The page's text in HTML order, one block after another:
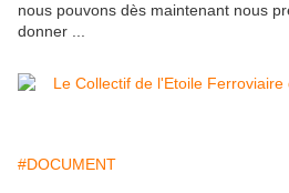
nous pouvons dès maintenant nous
donner ...
#DOCUMENT